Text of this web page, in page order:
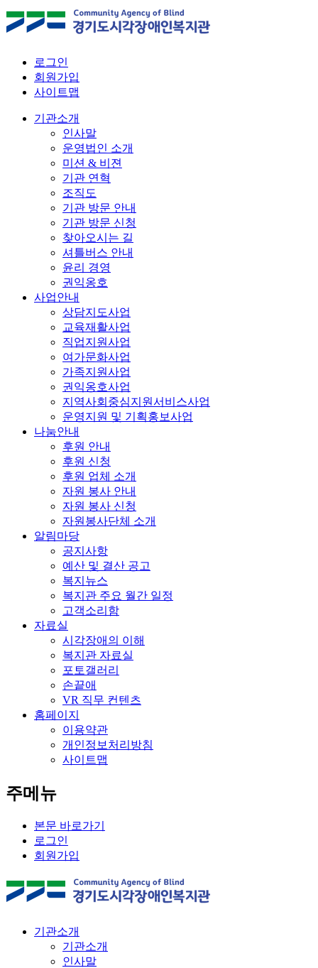
로그인
회원가입
사이트맵
기관소개
인사말
운영법인 소개
미션 & 비젼
기관 연혁
조직도
기관 방문 안내
기관 방문 신청
찾아오시는 길
셔틀버스 안내
윤리 경영
권익옹호
사업안내
상담지도사업
교육재활사업
직업지원사업
여가문화사업
가족지원사업
권익옹호사업
지역사회중심지원서비스사업
운영지원 및 기획홍보사업
나눔안내
후원 안내
후원 신청
후원 업체 소개
자원 봉사 안내
자원 봉사 신청
자원봉사단체 소개
알림마당
공지사항
예산 및 결산 공고
복지뉴스
복지관 주요 월간 일정
고객소리함
자료실
시각장애의 이해
복지관 자료실
포토갤러리
손끝애
VR 직무 컨텐츠
홈페이지
이용약관
개인정보처리방침
사이트맵
주메뉴
본문 바로가기
로그인
회원가입
기관소개
기관소개
인사말